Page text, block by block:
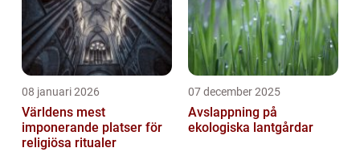
08 januari 2026
Världens mest
imponerande platser för
religiösa ritualer
07 december 2025
Avslappning på
ekologiska lantgårdar